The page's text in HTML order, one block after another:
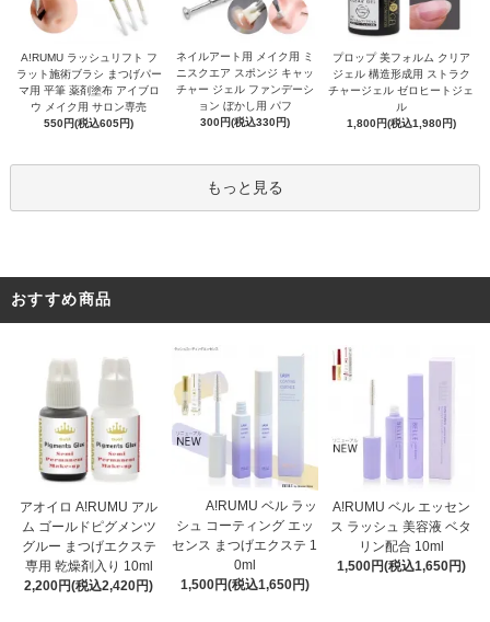
A!RUMU ラッシュリフト フ
ラット施術ブラシ まつげパー
マ用 平筆 薬剤塗布 アイブロ
ウ メイク用 サロン専売
550円(税込605円)
ネイルアート用 メイク用 ミ
ニスクエア スポンジ キャッ
チャー ジェル ファンデーシ
ョン ぼかし用 パフ
300円(税込330円)
プロップ 美フォルム クリア
ジェル 構造形成用 ストラク
チャージェル ゼロヒートジェ
ル
1,800円(税込1,980円)
もっと見る
おすすめ商品
アオイロ A!RUMU アル
ム ゴールドピグメンツ
グルー まつげエクステ
専用 乾燥剤入り 10ml
2,200円(税込2,420円)
A!RUMU ベル ラッ
シュ コーティング エッ
センス まつげエクステ 1
0ml
1,500円(税込1,650円)
A!RUMU ベル エッセン
ス ラッシュ 美容液 ベタ
リン配合 10ml
1,500円(税込1,650円)